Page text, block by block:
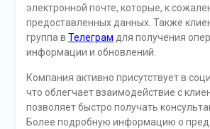
электронной почте, которые, к
предоставленных данных. Также
группа в Телеграм для получения
информации и обновлений.
Компания активно присутствует в
что облегчает взаимодействие с
позволяет быстро получать
Более подробную информацию о